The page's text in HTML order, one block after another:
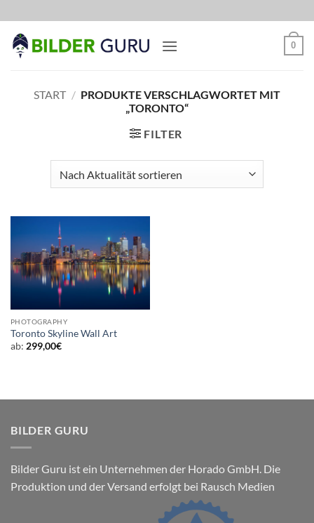
Inhalt
springen
0
START / PRODUKTE VERSCHLAGWORTET MIT
„TORONTO“
FILTER
PHOTOGRAPHY
Toronto Skyline Wall Art
ab: 299,00€
BILDER GURU
Bilder Guru ist ein Unternehmen der Horado GmbH. Die
Produktion und der Versand erfolgt bei Rausch Medien